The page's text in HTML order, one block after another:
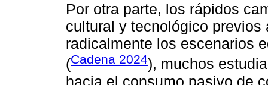
Por otra parte, los rápidos
cultural y tecnológico
radicalmente los escenarios
(Cadena 2024), muchos
hacia el consumo pasivo de